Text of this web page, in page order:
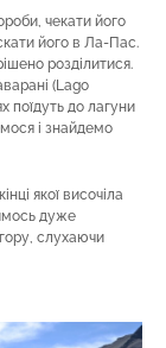
чекати його
його в Ла-Пас.
розділитися.
(Lago
поїдуть до лагуни
і знайдемо
якої височіла
дуже
слухаючи